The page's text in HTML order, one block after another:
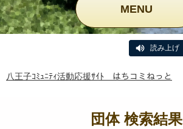
MENU
読み上げ
八王子ｺﾐｭﾆﾃｨ活動応援ｻｲﾄ はちコミねっと
団体 検索結果